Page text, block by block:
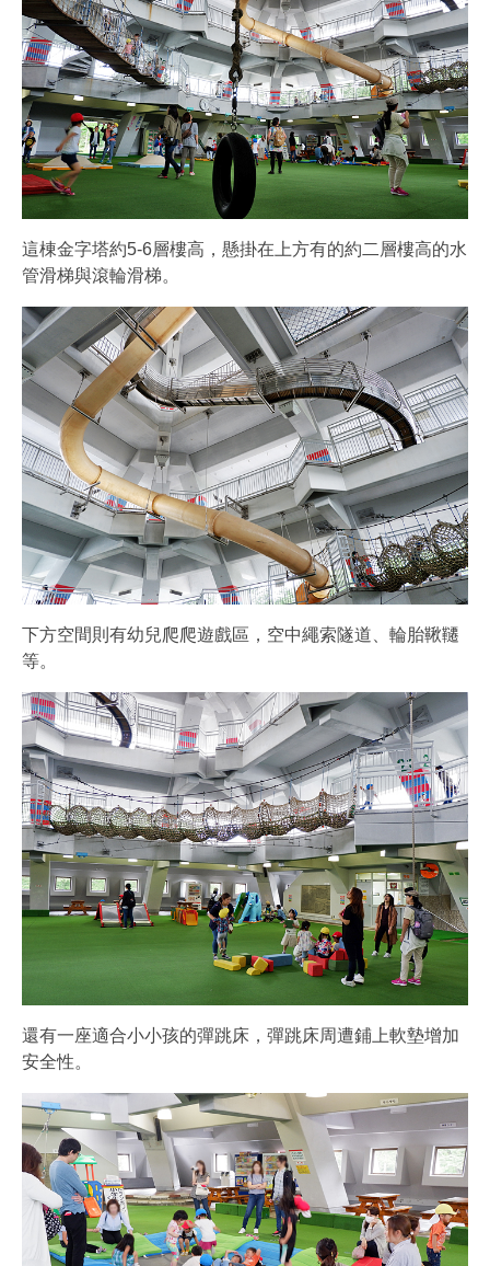
這棟金字塔約5-6層樓高，懸掛在上方有的約二層樓高的水
管滑梯與滾輪滑梯。
下方空間則有幼兒爬爬遊戲區，空中繩索隧道、輪胎鞦韆
等。
還有一座適合小小孩的彈跳床，彈跳床周遭鋪上軟墊增加
安全性。